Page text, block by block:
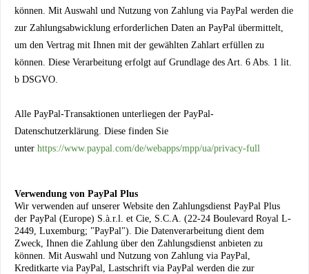
können. Mit Auswahl und Nutzung von Zahlung via PayPal werden die
zur Zahlungsabwicklung erforderlichen Daten an PayPal übermittelt,
um den Vertrag mit Ihnen mit der gewählten Zahlart erfüllen zu
können. Diese Verarbeitung erfolgt auf Grundlage des Art. 6 Abs. 1 lit.
b DSGVO.
Alle PayPal-Transaktionen unterliegen der PayPal-
Datenschutzerklärung. Diese finden Sie
unter https://www.paypal.com/de/webapps/mpp/ua/privacy-full
Verwendung von PayPal Plus
Wir verwenden auf unserer Website den Zahlungsdienst PayPal Plus
der PayPal (Europe) S.à.r.l. et Cie, S.C.A. (22-24 Boulevard Royal L-
2449, Luxemburg; "PayPal"). Die Datenverarbeitung dient dem
Zweck, Ihnen die Zahlung über den Zahlungsdienst anbieten zu
können. Mit Auswahl und Nutzung von Zahlung via PayPal,
Kreditkarte via PayPal, Lastschrift via PayPal werden die zur